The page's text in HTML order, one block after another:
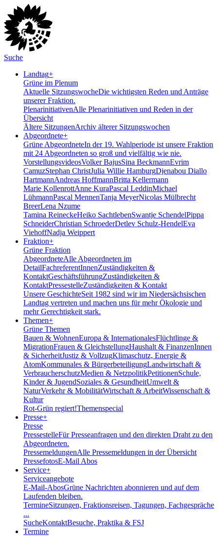
Suche
Landtag+
Grüne im Plenum
Aktuelle SitzungswocheDie wichtigsten Reden und Anträge
unserer Fraktion.
PlenarinitiativenAlle Plenarinitiativen und Reden in der
Übersicht
Ältere SitzungenArchiv älterer Sitzungswochen
Abgeordnete+
Grüne AbgeordneteIn der 19. Wahlperiode ist unsere Fraktion
mit 24 Abgeordneten so groß und vielfältig wie nie.
VorstellungsvideosVolker BajusSina BeckmannEvrim
CamuzStephan ChristJulia Willie HamburgDjenabou Diallo
HartmannAndreas HoffmannBritta Kellermann
Marie KollenrottAnne KuraPascal LeddinMichael
LühmannPascal MennenTanja MeyerNicolas Mülbrecht
BreerLena Nzume
Tamina ReineckeHeiko SachtlebenSwantje SchendelPippa
SchneiderChristian SchroederDetlev Schulz-HendelEva
ViehoffNadja Weippert
Fraktion+
Grüne Fraktion
AbgeordneteAlle Abgeordneten im
DetailFachreferentInnenZuständigkeiten &
KontaktGeschäftsführungZuständigkeiten &
KontaktPressestelleZuständigkeiten & Kontakt
Unsere GeschichteSeit 1982 sind wir im Nieder­sächsischen
Landtag vertreten und machen uns für mehr Ökologie und
mehr Gerechtigkeit stark.
Themen+
Grüne Themen
Bauen & WohnenEuropa & InternationalesFlüchtlinge &
MigrationFrauen & GleichstellungHaushalt & FinanzenInnen
& SicherheitJustiz & VollzugKlimaschutz, Energie &
AtomKommunales & BürgerbeteiligungLandwirtschaft &
VerbraucherschutzMedien & NetzpolitikPetitionenSchule,
Kinder & JugendSoziales & GesundheitUmwelt &
NaturVerkehr & MobilitätWirtschaft & ArbeitWissenschaft &
Kultur
Rot-Grün regiert!Themenspecial
Presse+
Presse
PressestelleFür Presseanfragen und den direkten Draht zu den
Abgeordneten.
PressemeldungenAlle Pressemeldungen in der Übersicht
PressefotosE-Mail Abos
Service+
Serviceangebote
E-Mail-AbosGrüne Nachrichten abonnieren und auf dem
Laufenden bleiben.
TermineSitzungen, Fraktionsreisen, Tagungen, Fachgespräche
...
SucheKontaktBesuche, Praktika & FSJ
Termine